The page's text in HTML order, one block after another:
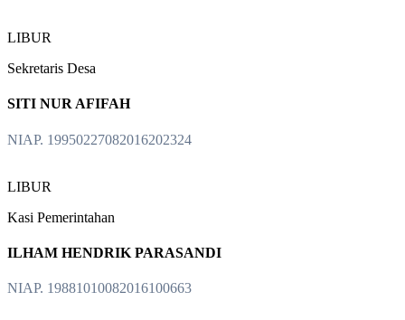
LIBUR
Sekretaris Desa
SITI NUR AFIFAH
NIAP. 19950227082016202324
LIBUR
Kasi Pemerintahan
ILHAM HENDRIK PARASANDI
NIAP. 19881010082016100663